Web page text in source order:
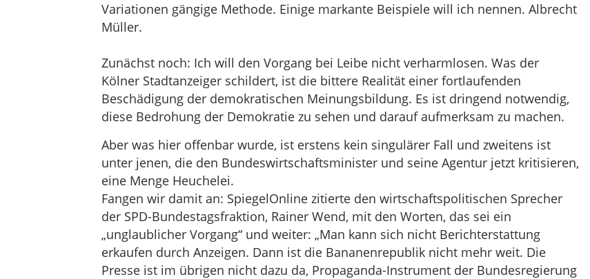
Variationen gängige Methode. Einige markante Beispiele will ich nennen. Albrecht
Müller.
Zunächst noch: Ich will den Vorgang bei Leibe nicht verharmlosen. Was der
Kölner Stadtanzeiger schildert, ist die bittere Realität einer fortlaufenden
Beschädigung der demokratischen Meinungsbildung. Es ist dringend notwendig,
diese Bedrohung der Demokratie zu sehen und darauf aufmerksam zu machen.
Aber was hier offenbar wurde, ist erstens kein singulärer Fall und zweitens ist
unter jenen, die den Bundeswirtschaftsminister und seine Agentur jetzt kritisieren,
eine Menge Heuchelei.
Fangen wir damit an: SpiegelOnline zitierte den wirtschaftspolitischen Sprecher
der SPD-Bundestagsfraktion, Rainer Wend, mit den Worten, das sei ein
„unglaublicher Vorgang“ und weiter: „Man kann sich nicht Berichterstattung
erkaufen durch Anzeigen. Dann ist die Bananenrepublik nicht mehr weit. Die
Presse ist im übrigen nicht dazu da, Propaganda-Instrument der Bundesregierung